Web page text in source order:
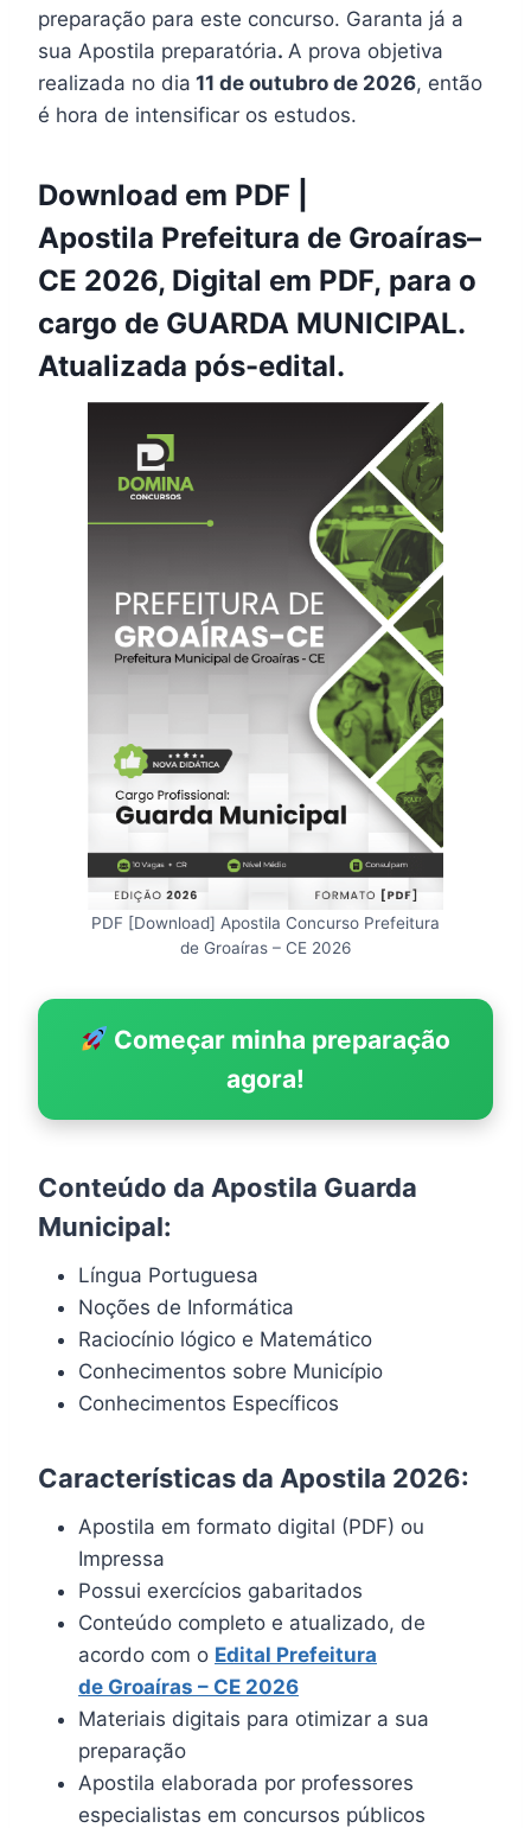
preparação para este concurso. Garanta já a
sua Apostila preparatória. A prova objetiva
realizada no dia 11 de outubro de 2026, então
é hora de intensificar os estudos.
Download em PDF |
Apostila Prefeitura de Groaíras–
CE 2026, Digital em PDF, para o
cargo de GUARDA MUNICIPAL.
Atualizada pós-edital.
PDF [Download] Apostila Concurso Prefeitura
de Groaíras – CE 2026
Começar minha preparação
agora!
Conteúdo da Apostila Guarda
Municipal:
Língua Portuguesa
Noções de Informática
Raciocínio lógico e Matemático
Conhecimentos sobre Município
Conhecimentos Específicos
Características da Apostila 2026:
Apostila em formato digital (PDF) ou
Impressa
Possui exercícios gabaritados
Conteúdo completo e atualizado, de
acordo com o Edital Prefeitura
de Groaíras – CE 2026
Materiais digitais para otimizar a sua
preparação
Apostila elaborada por professores
especialistas em concursos públicos